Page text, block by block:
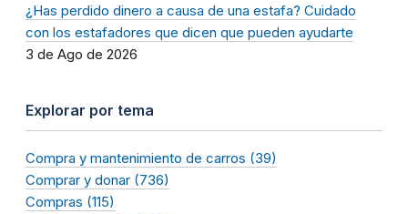
¿Has perdido dinero a causa de una estafa? Cuidado
con los estafadores que dicen que pueden ayudarte
3 de Ago de 2026
Explorar por tema
Compra y mantenimiento de carros (39)
Comprar y donar (736)
Compras (115)